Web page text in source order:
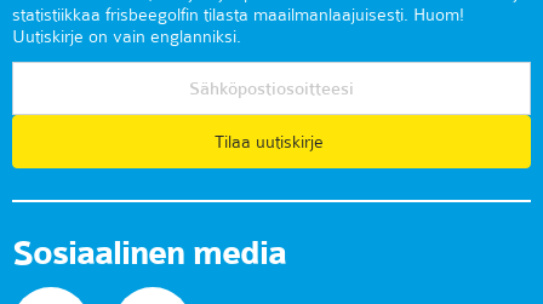
statistiikkaa frisbeegolfin tilasta maailmanlaajuisesti. Huom!
Uutiskirje on vain englanniksi.
Tilaa uutiskirje
Sosiaalinen media